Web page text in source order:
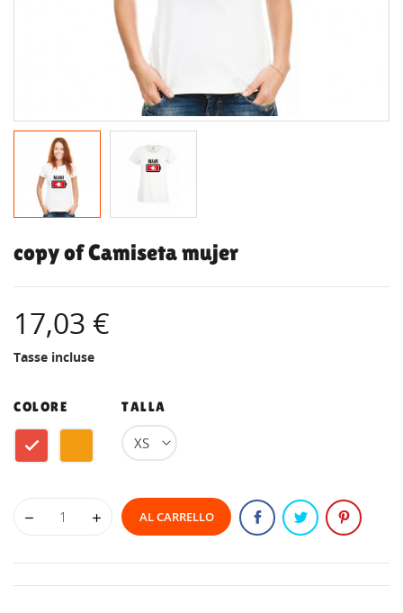
copy of Camiseta mujer
17,03 €
Tasse incluse
COLORE
RossoArancione
TALLA
AL CARRELLO